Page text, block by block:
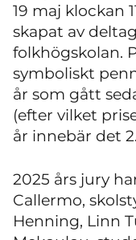
19 maj klockan
skapat av
folkhögskolan.
symboliskt
år som gått
(efter vilket
år innebär det
2025 års jury
Callermo,
Henning, Linn